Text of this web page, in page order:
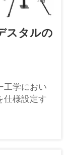
スタルの
工学におい
仕様設定す
期的な適
理者およ
問いとし